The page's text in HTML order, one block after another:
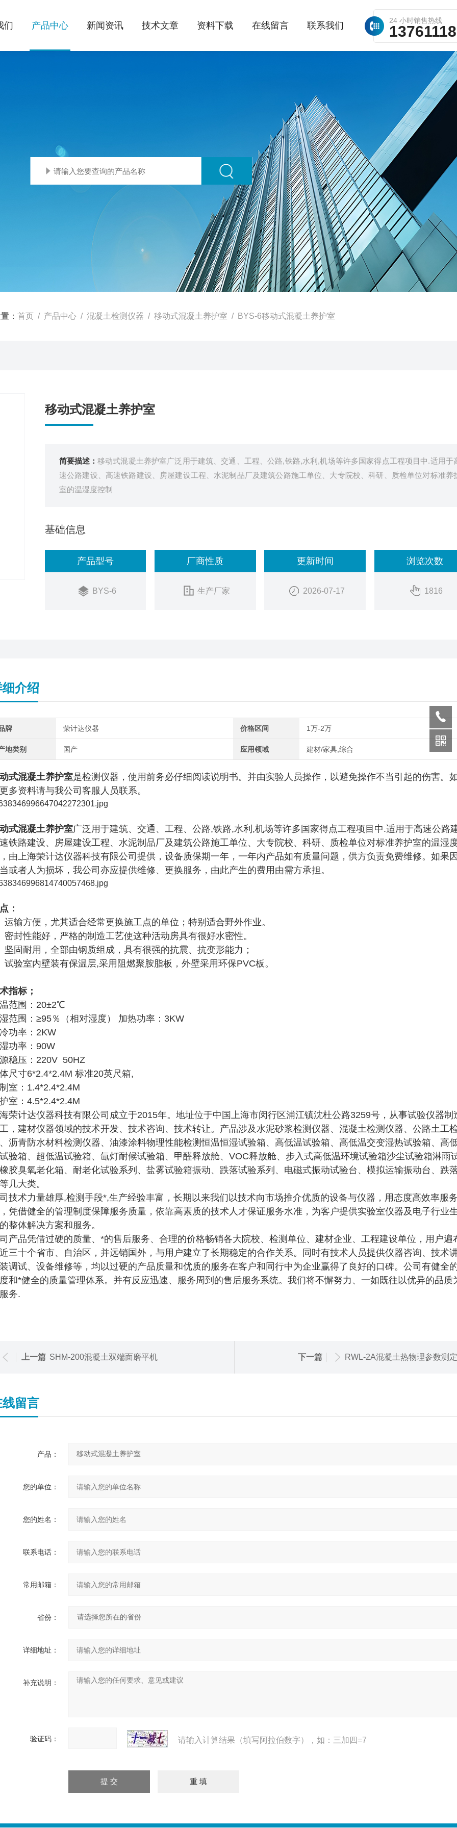
24 小时销售热线
们 产品中心 新闻资讯 技术文章 资料下载 在线留言 联系我们
： 首页 / 产品中心 / 混凝土检测仪器 / 移动式混凝土养护室 / BYS-6移动式混凝土养护室
移动式混凝土养护室
简要描述： 移动式混凝土养护室广泛用于建筑、交通、工程、公路,铁路,水利,机场等许多国家得点工程项目中.适用于
速公路建设、高速铁路建设、房屋建设工程、水泥制品厂及建筑公路施工单位、大专院校、科研、质检单位对标准养
室的温湿度控制
基础信息
产品型号
BYS-6
厂商性质
生产厂家
更新时间
2026-07-17
浏览次数
1816
介绍
牌 荣计达仪器 价格区间 1万-2万
地类别 国产 应用领域 建材/家具,综合
式混凝土养护室是检测仪器，使用前务必仔细阅读说明书。并由实验人员操作，以避免操作不当引起的伤害。
多资料请与我公司客服人员联系。
式混凝土养护室广泛用于建筑、交通、工程、公路,铁路,水利,机场等许多国家得点工程项目中.适用于高速公路
铁路建设、房屋建设工程、水泥制品厂及建筑公路施工单位、大专院校、科研、质检单位对标准养护室的温湿
由上海荣计达仪器科技有限公司提供，设备质保期一年，一年内产品如有质量问题，供方负责免费维修。如果
或者人为损坏，我公司亦应提供维修、更换服务，由此产生的费用由需方承担。
：
运输方便，尤其适合经常更换施工点的单位；特别适合野外作业。
密封性能好，严格的制造工艺使这种活动房具有很好水密性。
坚固耐用，全部由钢质组成，具有很强的抗震、抗变形能力；
试验室内壁装有保温层,采用阻燃聚胺脂板，外壁采用环保PVC板。
指标；
范围：20±2℃
范围：≥95％（相对湿度） 加热功率：3KW
功率：2KW
功率：90W
稳压：220V 50HZ
尺寸6*2.4*2.4M 标准20英尺箱,
室：1.4*2.4*2.4M
室：4.5*2.4*2.4M
荣计达仪器科技有限公司成立于2015年。地址位于中国上海市闵行区浦江镇沈杜公路3259号，从事试验仪器制
，建材仪器领域的技术开发、技术咨询、技术转让。产品涉及水泥砂浆检测仪器、混凝土检测仪器、公路土工
沥青防水材料检测仪器、油漆涂料物理性能检测恒温恒湿试验箱、高低温试验箱、高低温交变湿热试验箱、高
验箱、超低温试验箱、氙灯耐候试验箱、甲醛释放舱、VOC释放舱、步入式高低温环境试验箱沙尘试验箱淋雨
胶臭氧老化箱、耐老化试验系列、盐雾试验箱振动、跌落试验系列、电磁式振动试验台、模拟运输振动台、跌
几大类。
技术力量雄厚,检测手段*,生产经验丰富，长期以来我们以技术向市场推介优质的设备与仪器，用态度高效率服
凭借健全的管理制度保障服务质量，依靠高素质的技术人才保证服务水准，为客户提供实验室仪器及电子行业
整体解决方案和服务。
产品凭借过硬的质量、*的售后服务、合理的价格畅销各大院校、检测单位、建材企业、工程建设单位，用户遍
三十个省市、自治区，并远销国外，与用户建立了长期稳定的合作关系。同时有技术人员提供仪器咨询、技术
调试、设备维修等，均以过硬的产品质量和优质的服务在客户和同行中为企业赢得了良好的口碑。公司有健全
和*健全的质量管理体系。并有反应迅速、服务周到的售后服务系统。我们将不懈努力、一如既往以优异的品质
务.
上一篇 SHM-200混凝土双端面磨平机 下一篇 RWL-2A混凝土热物理参数测
线留言
产品：
您的单位：
您的姓名：
联系电话：
常用邮箱：
省份：
详细地址：
补充说明：
验证码： 请输入计算结果（填写阿拉伯数字），如：三加四=7